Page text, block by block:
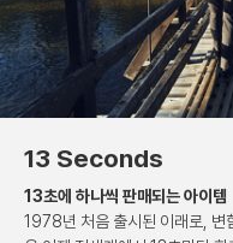
13 Seconds
13초에 하나씩 판매되는 아이템
1978년 처음 출시된 이래로, 변